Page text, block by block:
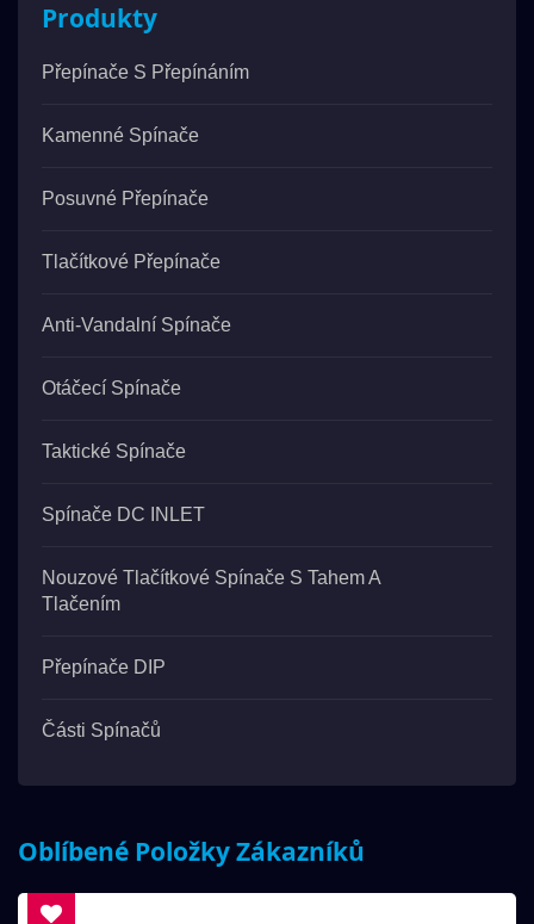
Produkty
Přepínače S Přepínáním
Kamenné Spínače
Posuvné Přepínače
Tlačítkové Přepínače
Anti-Vandalní Spínače
Otáčecí Spínače
Taktické Spínače
Spínače DC INLET
Nouzové Tlačítkové Spínače S Tahem A
Tlačením
Přepínače DIP
Části Spínačů
Oblíbené Položky Zákazníků